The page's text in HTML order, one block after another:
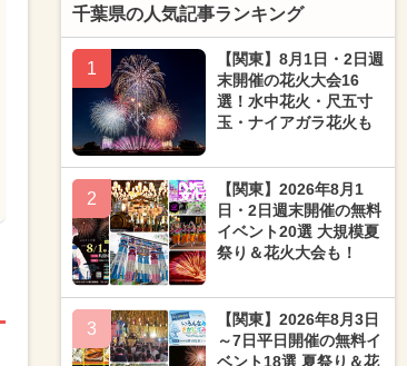
千葉県の人気記事ランキング
1
【関東】8月1日・2日週
末開催の花火大会16
選！水中花火・尺五寸
玉・ナイアガラ花火も
2
【関東】2026年8月1
日・2日週末開催の無料
イベント20選 大規模夏
祭り＆花火大会も！
3
【関東】2026年8月3日
～7日平日開催の無料イ
ベント18選 夏祭り＆花